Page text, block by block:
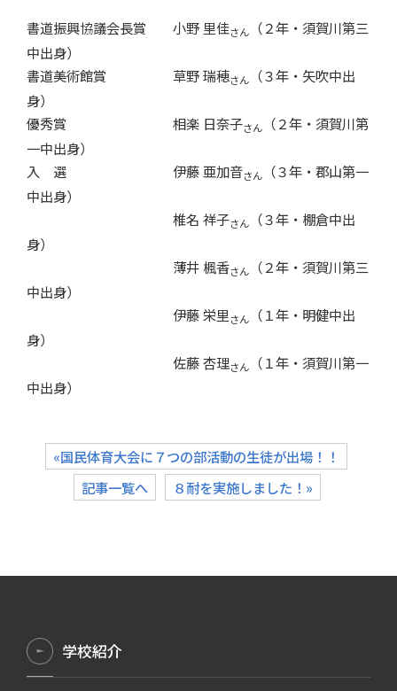
書道振興協議会長賞 小野 里佳さん
（２年・須賀川第三
中出身）
書道美術館賞 草野瑞穂さん
（３年・矢吹中出
身）
優秀賞 相楽 日奈子さん
（２年・須賀川第
一中出身）
入 選 伊藤 亜加音さん
（３年・郡山第一
中出身）
椎名 祥子さん
（３年・棚倉中出
身）
薄井楓香さん
（２年・須賀川第三
中出身）
伊藤 栄里さん
（１年・明健中出
身）
佐藤杏理さん
（１年・須賀川第一
中出身）
«国民体育大会に７つの部活動の生徒が出場！！
記事一覧へ
８耐を実施しました！»
学校紹介